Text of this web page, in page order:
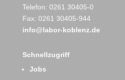
Telefon: 0261 30405-0
Fax: 0261 30405-944
info@labor-koblenz.de
Schnellzugriff
Jobs